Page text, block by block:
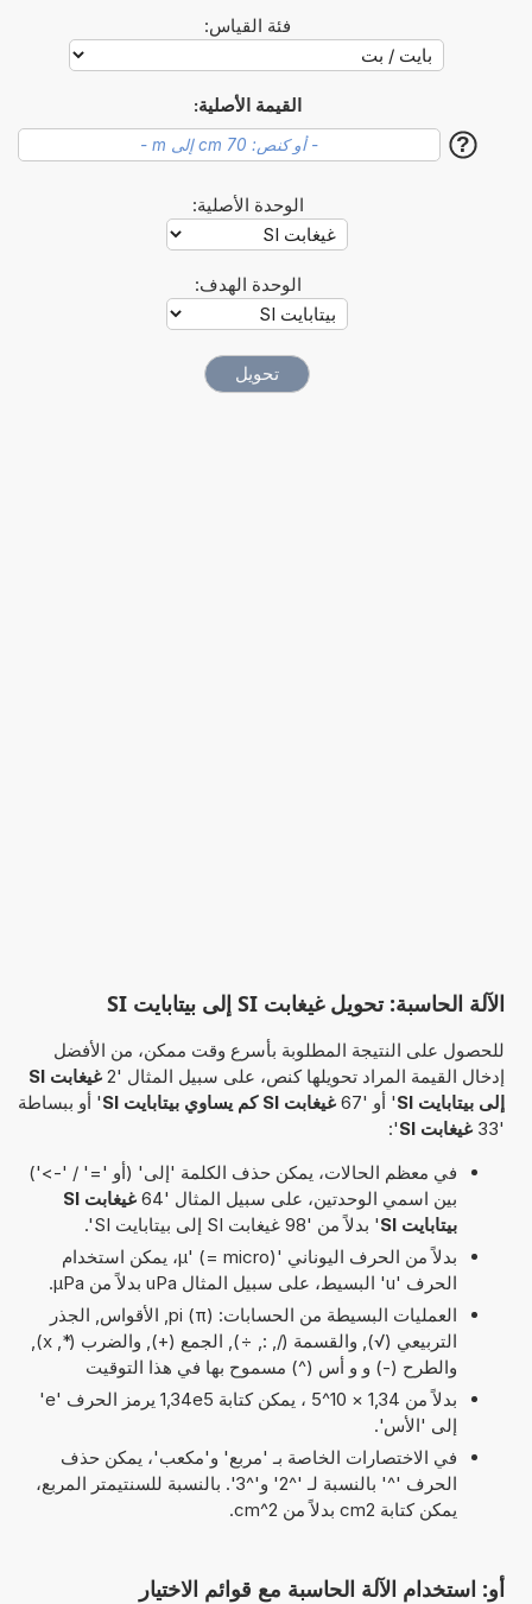
فئة القياس:
القيمة الأصلية:
?
الوحدة الأصلية:
الوحدة الهدف:
الآلة الحاسبة: تحويل غيغابت SI إلى بيتابايت SI
للحصول على النتيجة المطلوبة بأسرع وقت ممكن، من الأفضل
إدخال القيمة المراد تحويلها كنص، على سبيل المثال '2
غيغابت SI
إلى بيتابايت SI
' أو '67 غيغابت SI كم يساوي بيتابايت SI
' أو ببساطة
'33
غيغابت SI
':
في معظم الحالات، يمكن حذف الكلمة 'إلى' (أو '=' / '->')
بين اسمي الوحدتين، على سبيل المثال '64
غيغابت SI
بيتابايت SI
' بدلاً من '98 غيغابت SI إلى بيتابايت SI'.
بدلاً من الحرف اليوناني 'µ' (= micro)، يمكن استخدام
الحرف 'u' البسيط، على سبيل المثال uPa بدلاً من µPa.
العمليات البسيطة من الحسابات: pi (π), الأقواس, الجذر
التربيعي (√), والقسمة (/, :, ÷), الجمع (+), والضرب (*, x),
والطرح (-) و و أس (^) مسموح بها في هذا التوقيت
بدلاً من 1,34 × 10^5 ، يمكن كتابة 1,34e5 يرمز الحرف 'e'
إلى 'الأس'.
في الاختصارات الخاصة بـ 'مربع' و'مكعب'، يمكن حذف
الحرف '^' بالنسبة لـ '^2' و'^3'. بالنسبة للسنتيمتر المربع،
يمكن كتابة cm2 بدلاً من cm^2.
أو: استخدام الآلة الحاسبة مع قوائم الاختيار